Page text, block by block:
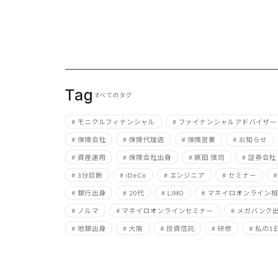
Tag すべてのタグ
# モニクルフィナンシャル # ファイナンシャルアドバイザー
# 保険会社
# 保険代理店 # 保険営業 # お知らせ
# 資産運用
# 保険会社出身 # 原田 慎司 # 証券会社
# 3分診断
# iDeCo # エンジニア # セミナー
# 銀行出身
# 20代 # LIMO # マネイロオンライン
# ノルマ
# マネイロオンラインセミナー # メガバンク
# 地銀出身
# 大阪 # 投資信託 # 研修 # 私の1